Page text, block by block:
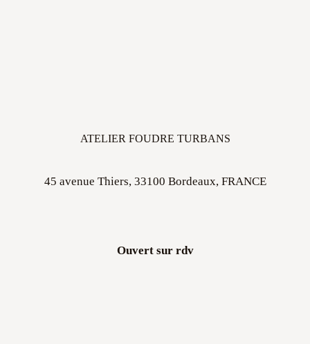
ATELIER FOUDRE TURBANS
45 avenue Thiers, 33100 Bordeaux, FRANCE
Ouvert sur rdv